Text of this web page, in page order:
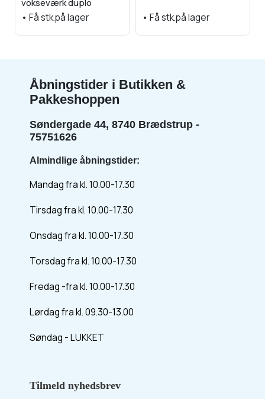
vokseværk duplo
• Få stk.på lager • Få stk.på lager
Åbningstider i Butikken &
Pakkeshoppen
Søndergade 44, 8740 Brædstrup -
75751626
Almindlige åbningstider:
Mandag fra kl. 10.00-17.30
Tirsdag fra kl. 10.00-17.30
Onsdag fra kl. 10.00-17.30
Torsdag fra kl. 10.00-17.30
Fredag -fra kl. 10.00-17.30
Lørdag fra kl. 09.30-13.00
Søndag - LUKKET
Tilmeld nyhedsbrev